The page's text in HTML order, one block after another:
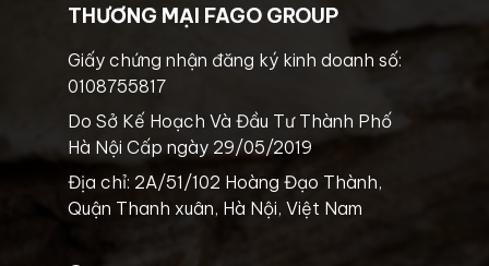
THƯƠNG MẠI FAGO GROUP
Giấy chứng nhận đăng ký kinh doanh số:
0108755817
Do Sở Kế Hoạch Và Đầu Tư Thành Phố
Hà Nội Cấp ngày 29/05/2019
Địa chỉ: 2A/51/102 Hoàng Đạo Thành,
Quận Thanh xuân, Hà Nội, Việt Nam